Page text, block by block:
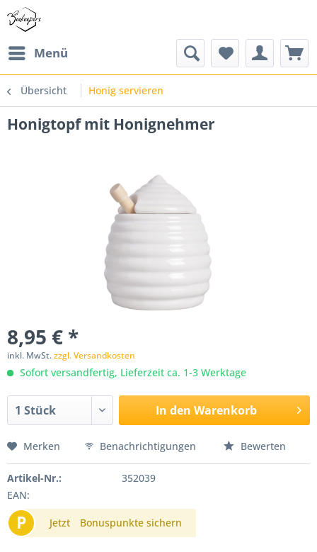
Menü
Übersicht Honig servieren
Honigtopf mit Honignehmer
8,95 € *
inkl. MwSt.zzgl. Versandkosten
Sofort versandfertig, Lieferzeit ca. 1-3 Werktage
In den Warenkorb
Merken Benachrichtigungen Bewerten
Artikel-Nr.:
352039
EAN:
P Jetzt Bonuspunkte sichern